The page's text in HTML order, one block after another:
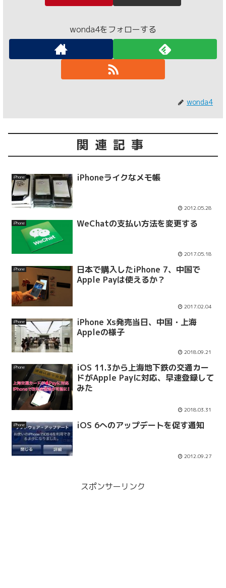
wonda4をフォローする
wonda4
関連記事
iPhone iPhoneライクなメモ帳
2012.05.28
iPhone WeChatの支払い方法を変更する
2017.05.18
iPhone
日本で購入したiPhone 7、中国で
Apple Payは使えるか？
2017.02.04
iPhone
iPhone Xs発売当日、中国・上海
Appleの様子
2018.09.21
iPhone
iOS 11.3から上海地下鉄の交通カー
ドがApple Payに対応、早速登録して
みた
2018.03.31
iPhone iOS 6へのアップデートを促す通知
2012.09.27
スポンサーリンク